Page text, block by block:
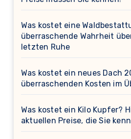
Was kostet eine
überraschende Wahrheit
letzten Ruhe
Was kostet ein neues Dach
überraschenden Kosten im
Was kostet ein Kilo Kupfer?
aktuellen Preise, die Sie